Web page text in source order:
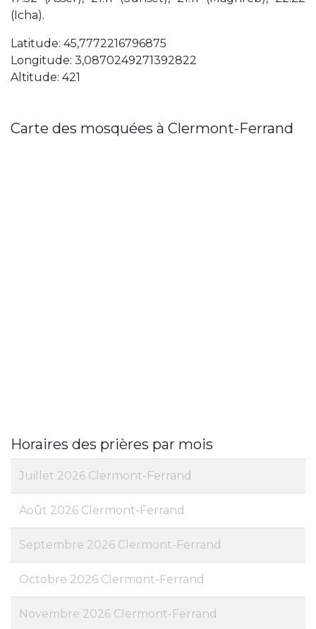
(Icha).
Latitude: 45,7772216796875
Longitude: 3,0870249271392822
Altitude: 421
Carte des mosquées à Clermont-Ferrand
Horaires des prières par mois
Juillet 2026 Clermont-Ferrand
Août 2026 Clermont-Ferrand
Septembre 2026 Clermont-Ferrand
Octobre 2026 Clermont-Ferrand
Novembre 2026 Clermont-Ferrand